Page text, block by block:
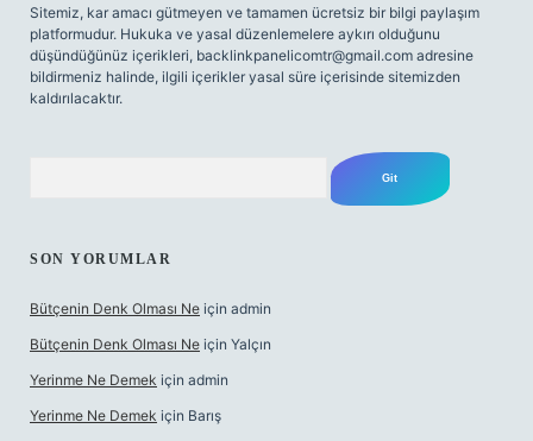
Sitemiz, kar amacı gütmeyen ve tamamen ücretsiz bir bilgi paylaşım
platformudur. Hukuka ve yasal düzenlemelere aykırı olduğunu
düşündüğünüz içerikleri, backlinkpanelicomtr@gmail.com adresine
bildirmeniz halinde, ilgili içerikler yasal süre içerisinde sitemizden
kaldırılacaktır.
SON YORUMLAR
Bütçenin Denk Olması Ne için admin
Bütçenin Denk Olması Ne için Yalçın
Yerinme Ne Demek için admin
Yerinme Ne Demek için Barış